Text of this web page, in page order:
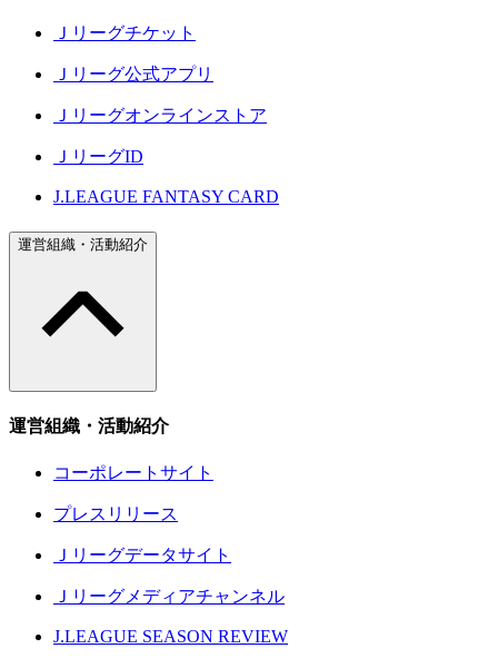
Ｊリーグチケット
Ｊリーグ公式アプリ
Ｊリーグオンラインストア
ＪリーグID
J.LEAGUE FANTASY CARD
運営組織・活動紹介
運営組織・活動紹介
コーポレートサイト
プレスリリース
Ｊリーグデータサイト
Ｊリーグメディアチャンネル
J.LEAGUE SEASON REVIEW